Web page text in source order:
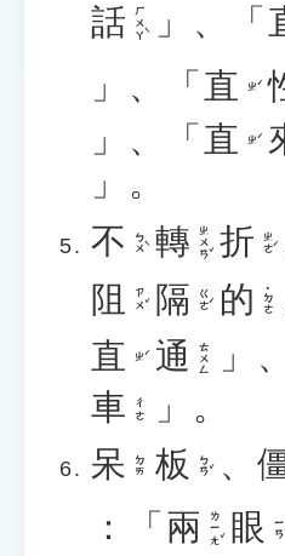
話 ㄏㄨㄚˋ 」、「
」、「 直 ㄓˊ
」、「 直 ㄓˊ
」。
不 ㄅㄨˋ 轉 ㄓㄨㄢˇ 折 ㄓㄜˊ
阻 ㄗㄨˇ 隔 ㄍㄜˊ 的 ˙ㄉㄜ
直
ㄓˊ 通 ㄊㄨㄥ 」
車 ㄔㄜ
」。
呆 ㄉㄞ 板 ㄅㄢˇ 、
：「 兩 ㄌㄧㄤˇ 眼 ㄧㄢˇ